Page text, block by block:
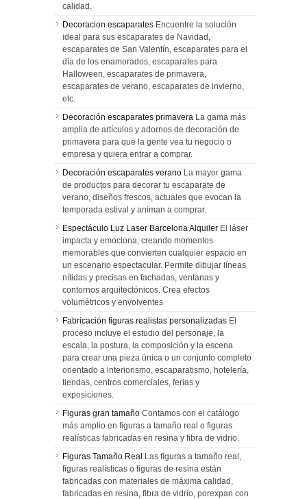
calidad.
Decoracion escaparates Encuentre la solución
ideal para sus escaparates de Navidad,
escaparates de San Valentín, escaparates para el
día de los enamorados, escaparates para
Halloween, escaparates de primavera,
escaparates de verano, escaparates de invierno,
etc.
Decoración escaparates primavera La gama más
amplia de artículos y adornos de decoración de
primavera para que la gente vea tu negocio o
empresa y quiera entrar a comprar.
Decoración escaparates verano La mayor gama
de productos para decorar tu escaparate de
verano, diseños frescos, actuales que evocan la
temporada estival y animan a comprar.
Espectáculo Luz Laser Barcelona Alquiler El láser
impacta y emociona, creando momentos
memorables que convierten cualquier espacio en
un escenario espectacular. Permite dibujar líneas
nítidas y precisas en fachadas, ventanas y
contornos arquitectónicos. Crea efectos
volumétricos y envolventes
Fabricación figuras realistas personalizadas El
proceso incluye el estudio del personaje, la
escala, la postura, la composición y la escena
para crear una pieza única o un conjunto completo
orientado a interiorismo, escaparatismo, hotelería,
tiendas, centros comerciales, ferias y
exposiciones.
Figuras gran tamaño Contamos con el catálogo
más amplio en figuras a tamaño real o figuras
realísticas fabricadas en resina y fibra de vidrio.
Figuras Tamaño Real Las figuras a tamaño real,
figuras realísticas o figuras de resina están
fabricadas con materiales de máxima calidad,
fabricadas en resina, fibra de vidrio, porexpan con